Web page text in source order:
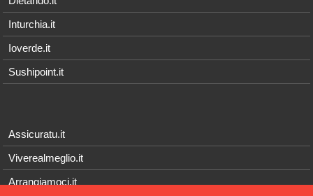
Inturchia.it
Ioverde.it
Sushipoint.it
Assicuratu.it
Viverealmeglio.it
Arrangiamoci.it